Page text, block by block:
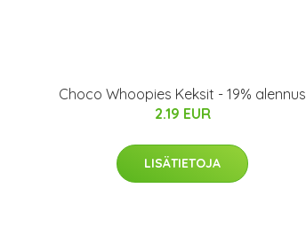
Choco Whoopies Keksit - 19% alennus
2.19 EUR
LISÄTIETOJA